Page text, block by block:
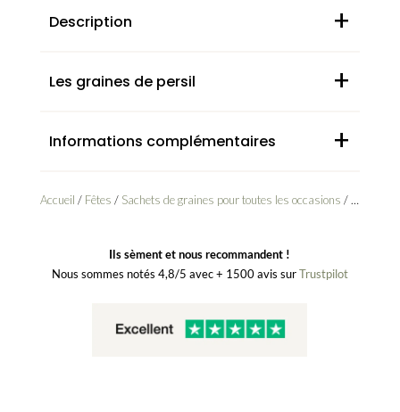
Description +
Les graines de persil +
Informations complémentaires +
Accueil / Fêtes / Sachets de graines pour toutes les occasions / Maitre de l’année – Sachets de graines à offrir
Ils sèment et nous recommandent !
Nous sommes notés 4,8/5 avec + 1500 avis surTrustpilot